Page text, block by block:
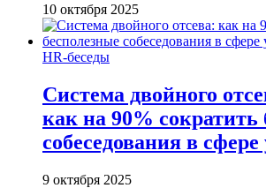
10 октября 2025
HR-беседы
Система двойного
как на 90% сократить
собеседования в сфере
9 октября 2025